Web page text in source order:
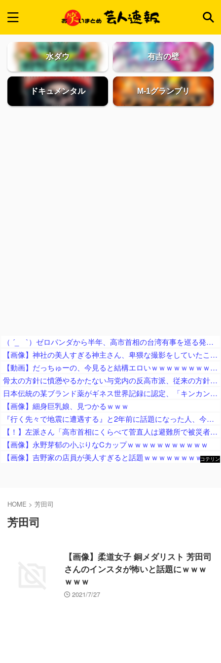
水ダウ 有吉の壁
ドキュメンタル M-1グランプリ
（ ´_ゝ`）ゼロパンダから半年、高市首相の台湾有事を巡る発言でゼロパンダ解消は困難 震災復興のシンボルとして誘致を続ける仙台市、断念も含め検討
【画像】神社の美人すぎる神主さん、卑猥な撮影をしていたことが判明ｗｗｗｗｗｗｗｗ
【動画】だっちゅーの、今見ると結構エロいｗｗｗｗｗｗｗｗｗｗｗ
骨太の方針に憤懣やるかたない与党内の反高市派、従来の方針を継続させるために動き出して……
日本伝統の某ブランド薬がギネス世界記録に認定、「キンカンは？」との声も出てくるが……
【画像】細身巨乳娘、見つかるｗｗｗ
『行く先々で地震に遭遇する』と2年前に話題になった人、今回の熊本の震度7地震においても奇跡的な展開を……
【！】左派さん「高市首相にくらべて菅直人は避難所で被災者に怒鳴られテレビで流され健全！「仕込み」視察じゃない！」
【画像】永野芽郁の小ぶりなCカップｗｗｗｗｗｗｗｗｗｗｗ
【画像】吉野家の店員が美人すぎると話題ｗｗｗｗｗｗｗｗｗｗ
コテリン
HOME > 芳田司
芳田司
【画像】柔道女子 銅メダリスト 芳田司
さんのインスタが怖いと話題にｗｗｗ
ｗｗｗ
2021/7/27